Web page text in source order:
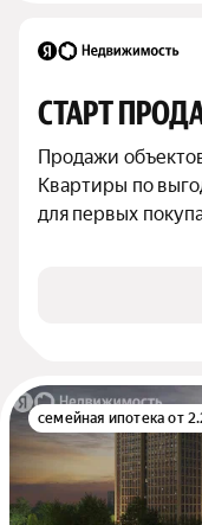
СТАРТ
Продажи
Квартиры по
для первых
семейная ипотека от